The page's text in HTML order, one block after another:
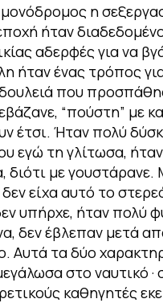
η
ήταν
αδερφές για να
ήταν ένας τρόπος
που
“πούστη” με
έτσι. Ήταν πολύ
εγώ τη γλίτωσα,
διότι με
είχα αυτό το
υπήρχε, ήταν πολύ
δεν έβλεπαν μετά
Αυτά τα δύο
στο ναυτικό
καθηγητές